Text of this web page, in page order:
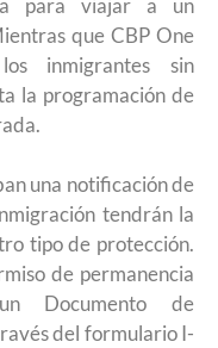
que CBP One
inmigrantes sin
la programación de
una notificación de
tendrán la
tipo de protección.
de permanencia
Documento de
del formulario I-